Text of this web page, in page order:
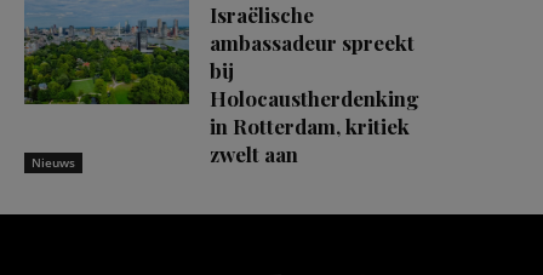
Nieuws
Israëlische
ambassadeur spreekt
bij
Holocaustherdenking
in Rotterdam, kritiek
zwelt aan